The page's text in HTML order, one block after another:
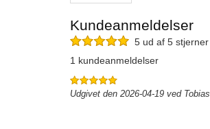
Kundeanmeldelser
5 ud af 5 stjerner
1 kundeanmeldelser
Udgivet den 2026-04-19 ved Tobias